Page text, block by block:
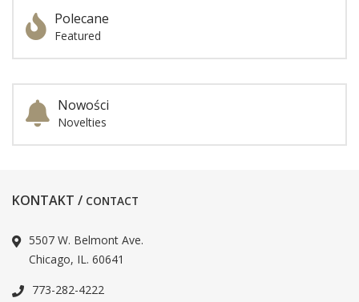
Polecane
Featured
Nowości
Novelties
KONTAKT / CONTACT
5507 W. Belmont Ave.
Chicago, IL. 60641
773-282-4222